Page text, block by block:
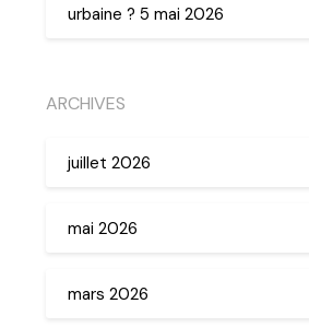
urbaine ? 5 mai 2026
ARCHIVES
juillet 2026
mai 2026
mars 2026